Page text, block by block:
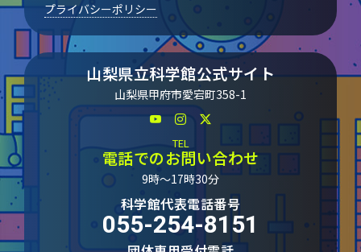
プライバシーポリシー
山梨県立科学館公式サイト
山梨県甲府市愛宕町358-1
TEL
電話でのお問い合わせ
9時～17時30分
科学館代表電話番号
055-254-8151